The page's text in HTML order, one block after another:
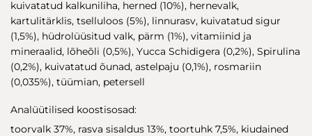
kuivatatud kalkuniliha, herned (10%), hernevalk,
kartulitärklis, tselluloos (5%), linnurasv, kuivatatud sigur
(1,5%), hüdrolüüsitud valk, pärm (1%), vitamiinid ja
mineraalid, lõheõli (0,5%), Yucca Schidigera (0,2%), Spirulina
(0,2%), kuivatatud õunad, astelpaju (0,1%), rosmariin
(0,035%), tüümian, petersell
Analüütilised koostisosad:
toorvalk 37%, rasva sisaldus 13%, toortuhk 7,5%, kiudained